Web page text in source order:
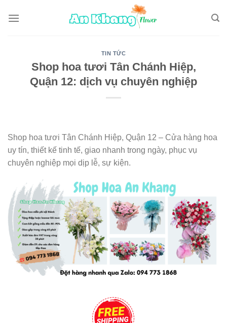
TIN TỨC
Shop hoa tươi Tân Chánh Hiệp,
Quận 12: dịch vụ chuyên nghiệp
Shop hoa tươi Tân Chánh Hiệp, Quận 12 – Cửa hàng hoa
uy tín, thiết kế tinh tế, giao nhanh trong ngày, phục vụ
chuyên nghiệp mọi dịp lễ, sự kiện.